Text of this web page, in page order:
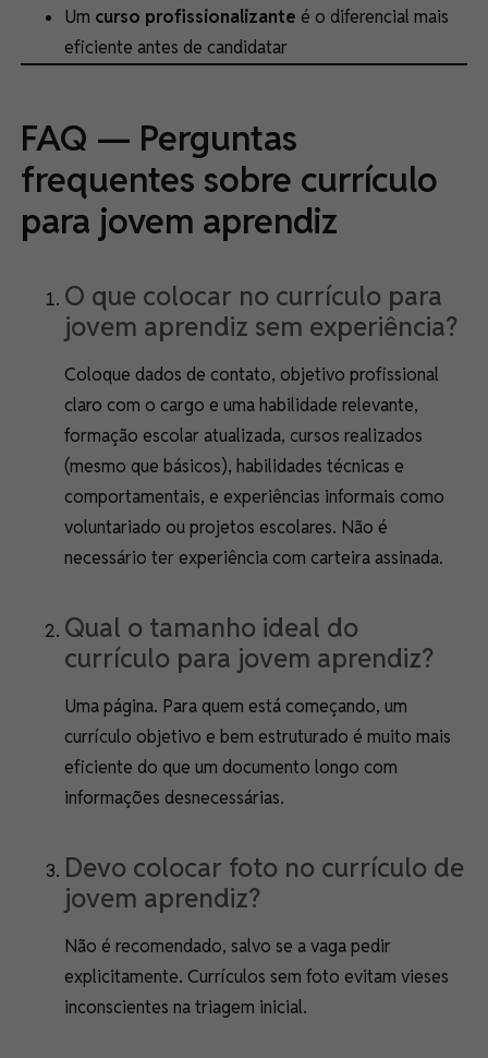
Um curso profissionalizante é o diferencial mais
eficiente antes de candidatar
FAQ — Perguntas
frequentes sobre currículo
para jovem aprendiz
O que colocar no currículo para
jovem aprendiz sem experiência?
Coloque dados de contato, objetivo profissional
claro com o cargo e uma habilidade relevante,
formação escolar atualizada, cursos realizados
(mesmo que básicos), habilidades técnicas e
comportamentais, e experiências informais como
voluntariado ou projetos escolares. Não é
necessário ter experiência com carteira assinada.
Qual o tamanho ideal do
currículo para jovem aprendiz?
Uma página. Para quem está começando, um
currículo objetivo e bem estruturado é muito mais
eficiente do que um documento longo com
informações desnecessárias.
Devo colocar foto no currículo de
jovem aprendiz?
Não é recomendado, salvo se a vaga pedir
explicitamente. Currículos sem foto evitam vieses
inconscientes na triagem inicial.